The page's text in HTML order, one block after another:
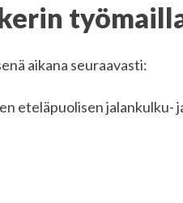
aikana seuraavasti:
eteläpuolisen